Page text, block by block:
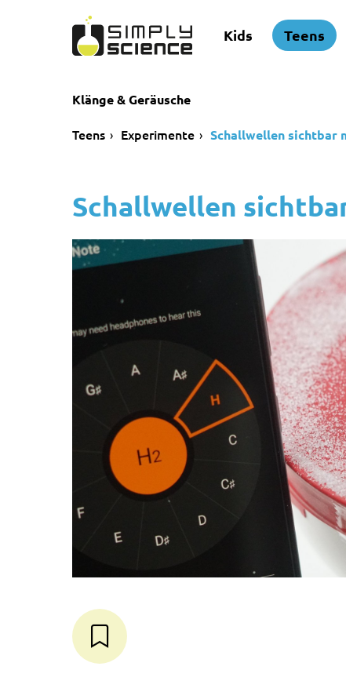
Kids Teens
Klänge & Geräusche
Teens Experimente Schallwellen sichtbar
Schallwellen